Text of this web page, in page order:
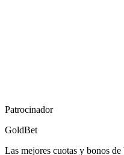
Patrocinador
GoldBet
Las mejores cuotas y bonos